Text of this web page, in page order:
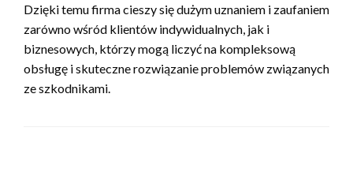
Dzięki temu firma cieszy się dużym uznaniem i zaufaniem
zarówno wśród klientów indywidualnych, jak i
biznesowych, którzy mogą liczyć na kompleksową
obsługę i skuteczne rozwiązanie problemów związanych
ze szkodnikami.